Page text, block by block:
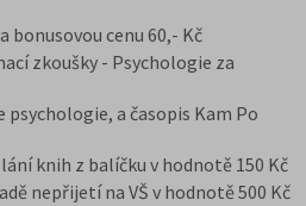
bonusovou cenu 60,- Kč
zkoušky - Psychologie za
a časopis Kam Po
knih z balíčku v hodnotě 150 Kč
nepřijetí na VŠ v hodnotě 500 Kč